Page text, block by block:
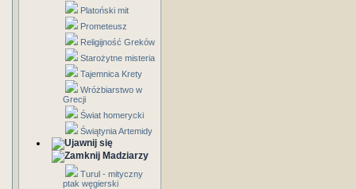
Platoński mit
Prometeusz
Religijność Greków
Starożytne misteria
Tajemnica Krety
Wróżbiarstwo w
Grecji
Świat homerycki
Świątynia Artemidy
Madziarzy
Turul - mityczny
ptak węgierski